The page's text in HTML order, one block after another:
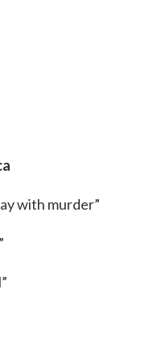
with murder”